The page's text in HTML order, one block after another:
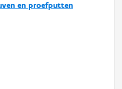
en proefputten